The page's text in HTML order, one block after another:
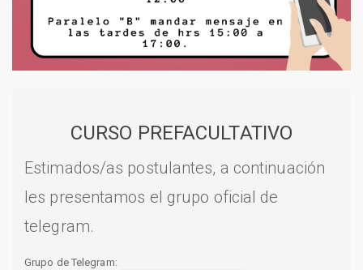
CURSO PREFACULTATIVO
Estimados/as postulantes, a continuación
les presentamos el grupo oficial de
telegram.
Grupo de Telegram: